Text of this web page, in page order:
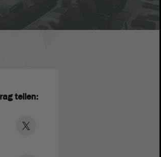
teilen: